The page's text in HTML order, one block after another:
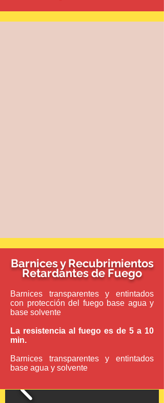
Barnices y Recubrimientos
Retardantes de Fuego
Barnices transparentes y entintados
con protección del fuego base agua y
base solvente
La resistencia al fuego es de 5 a 10
min.
Barnices transparentes y entintados
base agua y solvente